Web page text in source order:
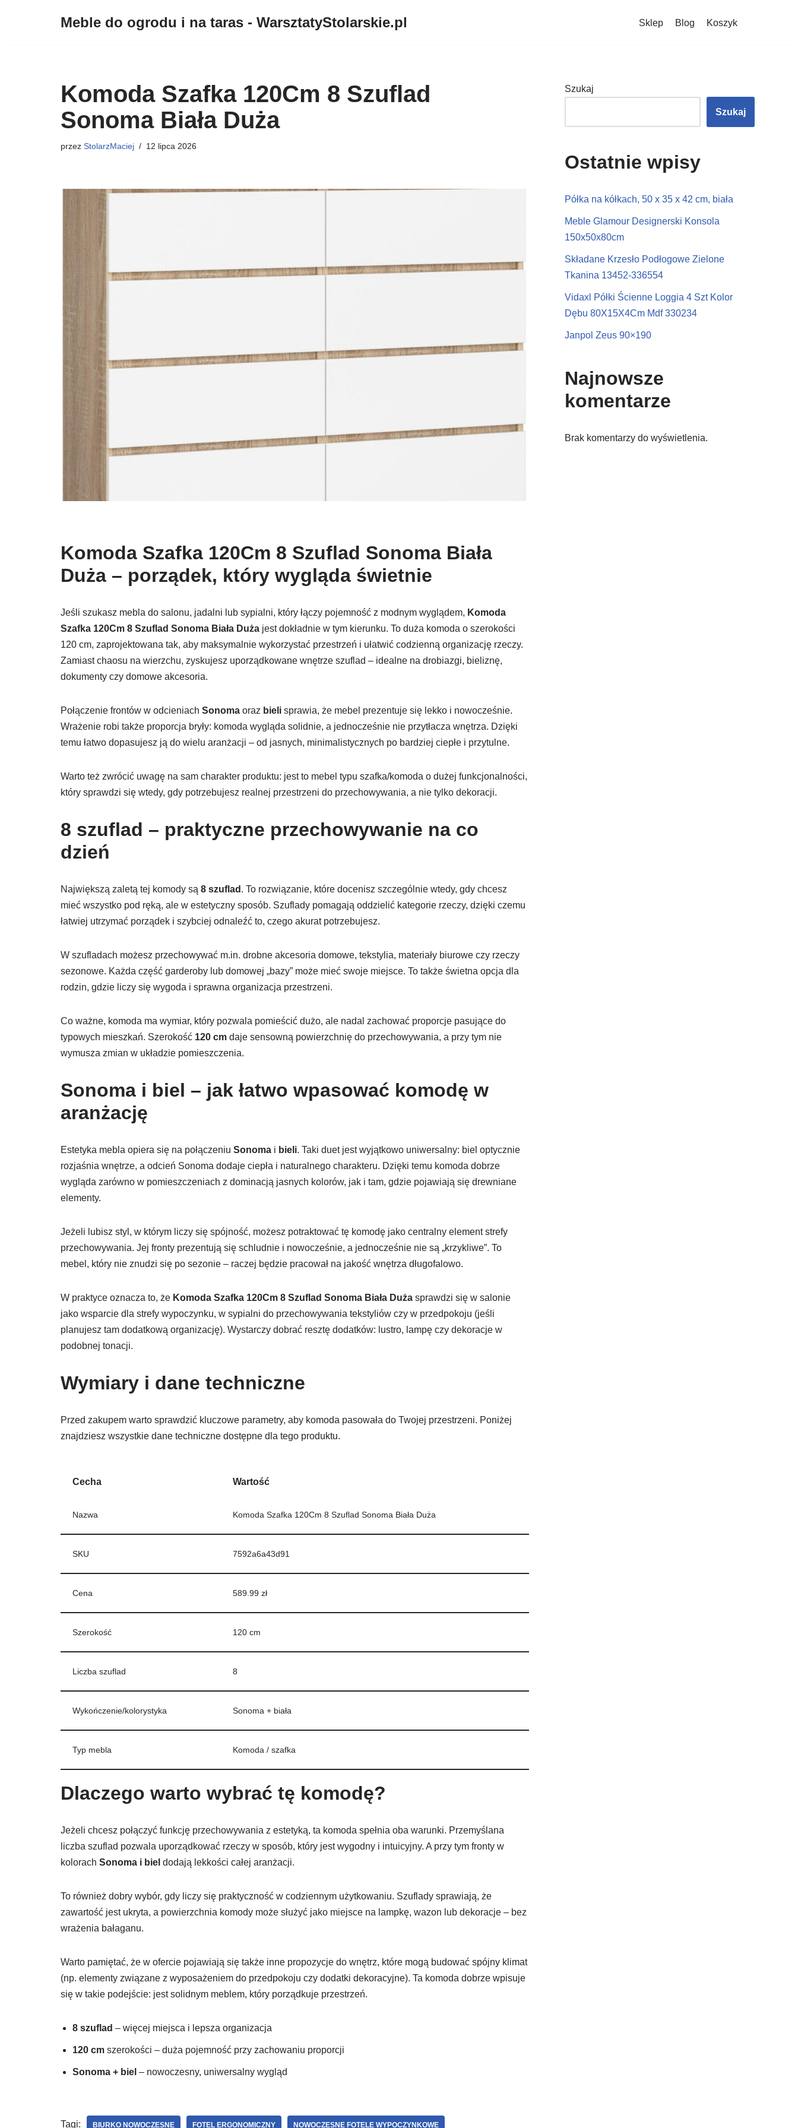
Meble do ogrodu i na taras - WarsztatyStolarskie.pl Sklep Blog Koszyk
Komoda Szafka 120Cm 8 Szuflad
Sonoma Biała Duża
przez StolarzMaciej 12 lipca 2026
Komoda Szafka 120Cm 8 Szuflad Sonoma Biała
Duża – porządek, który wygląda świetnie
Jeśli szukasz mebla do salonu, jadalni lub sypialni, który łączy pojemność z modnym wyglądem, Komoda
Szafka 120Cm 8 Szuflad Sonoma Biała Duża jest dokładnie w tym kierunku. To duża komoda o szerokości
120 cm, zaprojektowana tak, aby maksymalnie wykorzystać przestrzeń i ułatwić codzienną organizację rzeczy.
Zamiast chaosu na wierzchu, zyskujesz uporządkowane wnętrze szuflad – idealne na drobiazgi, bieliznę,
dokumenty czy domowe akcesoria.
Połączenie frontów w odcieniach Sonoma oraz bieli sprawia, że mebel prezentuje się lekko i nowocześnie.
Wrażenie robi także proporcja bryły: komoda wygląda solidnie, a jednocześnie nie przytłacza wnętrza. Dzięki
temu łatwo dopasujesz ją do wielu aranżacji – od jasnych, minimalistycznych po bardziej ciepłe i przytulne.
Warto też zwrócić uwagę na sam charakter produktu: jest to mebel typu szafka/komoda o dużej funkcjonalności,
który sprawdzi się wtedy, gdy potrzebujesz realnej przestrzeni do przechowywania, a nie tylko dekoracji.
8 szuflad – praktyczne przechowywanie na co
dzień
Największą zaletą tej komody są 8 szuflad . To rozwiązanie, które docenisz szczególnie wtedy, gdy chcesz
mieć wszystko pod ręką, ale w estetyczny sposób. Szuflady pomagają oddzielić kategorie rzeczy, dzięki czemu
łatwiej utrzymać porządek i szybciej odnaleźć to, czego akurat potrzebujesz.
W szufladach możesz przechowywać m.in. drobne akcesoria domowe, tekstylia, materiały biurowe czy rzeczy
sezonowe. Każda część garderoby lub domowej „bazy” może mieć swoje miejsce. To także świetna opcja dla
rodzin, gdzie liczy się wygoda i sprawna organizacja przestrzeni.
Co ważne, komoda ma wymiar, który pozwala pomieścić dużo, ale nadal zachować proporcje pasujące do
typowych mieszkań. Szerokość 120 cm daje sensowną powierzchnię do przechowywania, a przy tym nie
wymusza zmian w układzie pomieszczenia.
Sonoma i biel – jak łatwo wpasować komodę w
aranżację
Estetyka mebla opiera się na połączeniu Sonoma i bieli. Taki duet jest wyjątkowo uniwersalny: biel optycznie
rozjaśnia wnętrze, a odcień Sonoma dodaje ciepła i naturalnego charakteru. Dzięki temu komoda dobrze
wygląda zarówno w pomieszczeniach z dominacją jasnych kolorów, jak i tam, gdzie pojawiają się drewniane
elementy.
Jeżeli lubisz styl, w którym liczy się spójność, możesz potraktować tę komodę jako centralny element strefy
przechowywania. Jej fronty prezentują się schludnie i nowocześnie, a jednocześnie nie są „krzykliwe”. To
mebel, który nie znudzi się po sezonie – raczej będzie pracował na jakość wnętrza długofalowo.
W praktyce oznacza to, że Komoda Szafka 120Cm 8 Szuflad Sonoma Biała Duża sprawdzi się w salonie
jako wsparcie dla strefy wypoczynku, w sypialni do przechowywania tekstyliów czy w przedpokoju (jeśli
planujesz tam dodatkową organizację). Wystarczy dobrać resztę dodatków: lustro, lampę czy dekoracje w
podobnej tonacji.
Wymiary i dane techniczne
Przed zakupem warto sprawdzić kluczowe parametry, aby komoda pasowała do Twojej przestrzeni. Poniżej
znajdziesz wszystkie dane techniczne dostępne dla tego produktu.
Cecha Wartość
Nazwa Komoda Szafka 120Cm 8 Szuflad Sonoma Biała Duża
SKU 7592a6a43d91
Cena 589.99 zł
Szerokość 120 cm
Liczba szuflad 8
Wykończenie/kolorystyka Sonoma + biała
Typ mebla Komoda / szafka
Dlaczego warto wybrać tę komodę?
Jeżeli chcesz połączyć funkcję przechowywania z estetyką, ta komoda spełnia oba warunki. Przemyślana
liczba szuflad pozwala uporządkować rzeczy w sposób, który jest wygodny i intuicyjny. A przy tym fronty w
kolorach Sonoma i biel dodają lekkości całej aranżacji.
To również dobry wybór, gdy liczy się praktyczność w codziennym użytkowaniu. Szuflady sprawiają, że
zawartość jest ukryta, a powierzchnia komody może służyć jako miejsce na lampkę, wazon lub dekoracje – bez
wrażenia bałaganu.
Warto pamiętać, że w ofercie pojawiają się także inne propozycje do wnętrz, które mogą budować spójny klimat
(np. elementy związane z wyposażeniem do przedpokoju czy dodatki dekoracyjne). Ta komoda dobrze wpisuje
się w takie podejście: jest solidnym meblem, który porządkuje przestrzeń.
8 szuflad – więcej miejsca i lepsza organizacja
120 cm szerokości – duża pojemność przy zachowaniu proporcji
Sonoma + biel – nowoczesny, uniwersalny wygląd
Tagi: BIURKO NOWOCZESNE FOTEL ERGONOMICZNY NOWOCZESNE FOTELE WYPOCZYNKOWE
Szukaj
Szukaj
Ostatnie wpisy
Półka na kółkach, 50 x 35 x 42 cm, biała
Meble Glamour Designerski Konsola
150x50x80cm
Składane Krzesło Podłogowe Zielone
Tkanina 13452-336554
Vidaxl Półki Ścienne Loggia 4 Szt Kolor
Dębu 80X15X4Cm Mdf 330234
Janpol Zeus 90×190
Najnowsze
komentarze
Brak komentarzy do wyświetlenia.